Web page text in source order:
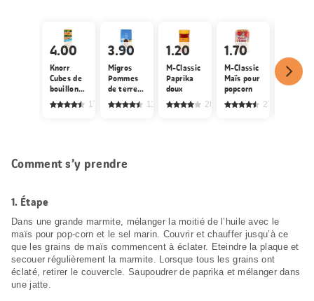
4.00
Knorr
Cubes de
bouillon
de
légumes
174
3.90
Migros
Pommes
de terre à
chair
farineuse 1155
1.20
M-Classic
Paprika
doux
285
1.70
M-Classic
Maïs pour
popcorn
272
Migros
Grains
maïs
Comment s’y prendre
1. Étape
Dans une grande marmite, mélanger la moitié de l’huile avec le
maïs pour pop-corn et le sel marin. Couvrir et chauffer jusqu’à ce
que les grains de maïs commencent à éclater. Eteindre la plaque et
secouer régulièrement la marmite. Lorsque tous les grains ont
éclaté, retirer le couvercle. Saupoudrer de paprika et mélanger dans
une jatte.